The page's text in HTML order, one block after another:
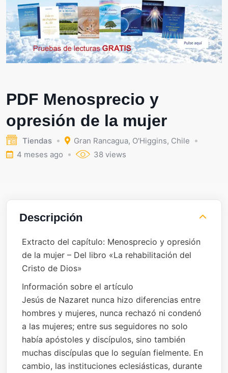
PDF Menosprecio y
opresión de la mujer
Tiendas Gran Rancagua, O'Higgins, Chile
4 meses ago
38 views
Descripción
Extracto del capítulo: Menosprecio y opresión
de la mujer – Del libro «La rehabilitación del
Cristo de Dios»
Información sobre el artículo
Jesús de Nazaret nunca hizo diferencias entre
hombres y mujeres, nunca rechazó ni condenó
a las mujeres; entre sus seguidores no solo
había apóstoles y discípulos, sino también
muchas discípulas que lo seguían fielmente. En
cambio, las instituciones eclesiásticas, durante